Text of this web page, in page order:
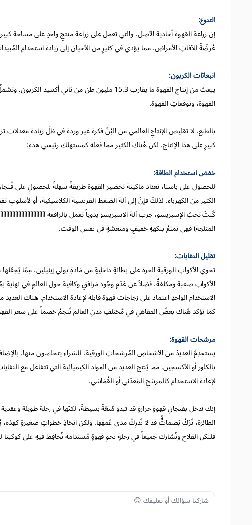
التنوع:
إن زراعة القهوة أحادية الأصل، والتي تعمل على زراعة منتجٍ واحدٍ على مساحة
عُرضَةً للآفاتِ الأمراضِ، مما يؤدي في كثيرٍ من الأحيان إلى زيادة استخدامِ
انبعاثات الكربون:
يبعث من إنتاج القهوة ما يقارب 15.3 مليون طن من
القهوة، وتوقعاتِ القهوة.
بالطبع، لا تقليص الإنتاجِ العالمي من البُنّ فكرة غير وردة في ظلّ زيادة
كبيرٍ على هذا الإنتاج. لكن هُناك الكثير مما فعله كمستهلك رئيسي هذهِ:
خفض استخدام الطاقة:
للحصول على باسنا، تعداد ماكينة تحضير القهوة طريقةً سهلةً للحصولِ على
الكثير من الكهرباء. لذلكَ فإنَ إلى آلة الضغط الفرنسية الكلاسيكية، أو لأسلوبِ
كُنتَ تحبّ الإسبريسو، جرب آلة الاسبريسو يدوياً تعمل بالرافعة
المثلجة) فهي تمتعُ بنكهةٍ خفيفٍٍ ومنعشةٍ في نفس الوقت.
تقليل النفايات:
تحوي الأكواب الورقية الحرة على بطانةٍ داخليةٍ من مَادةِ بولي إيثيلين، مِمّا
الأكواب صعبة ومكلفةٌ، فضلاً عن عَدَمِ وجُودِ مَرافقٍ وكافية حول العالمِ في نهاية
الاستخدام الواحدِ اعتماد على زجاجات قهوة قابلة لإعادة الاستخدام. هناك
كما تؤكد هُناك بعضُ المقاهي في مٌختلفِ مدنِ العالم تُتجمُ خصماً على سعر
مرشحات القهوة:
يستخدِمُ العديدُ من الأشخاصِ المُرشحاتِ الورقية، للشراء يتخلصون منها.
بالكلور أو الأكسجين. مما يُنتج العديد من المواد الكيميائية التي تتفاعل مع
لإعادة الاستخدامِ كالمرشحِ المَعدَني أو القُمَاشي.
إنك تدخل بفنجانِ قهوةٍ حرارةٍ قد تبدو مُتعّةً بسيطةً، لكنّها في رحلة طويلة
الطائرة، تُرَكُ بَصماتٌٌّ قد لا نُدرِكُ مدى عُمقِها. ولكن اتخاذِ خطواتٍ صغيرةٍ كهذه،
فلنكن الفلاح ونُشارك جميعاً في رحلةٍ نحوِ قهوةٍ مُستدامة نُحافِظ فيهِ على كوكبنا